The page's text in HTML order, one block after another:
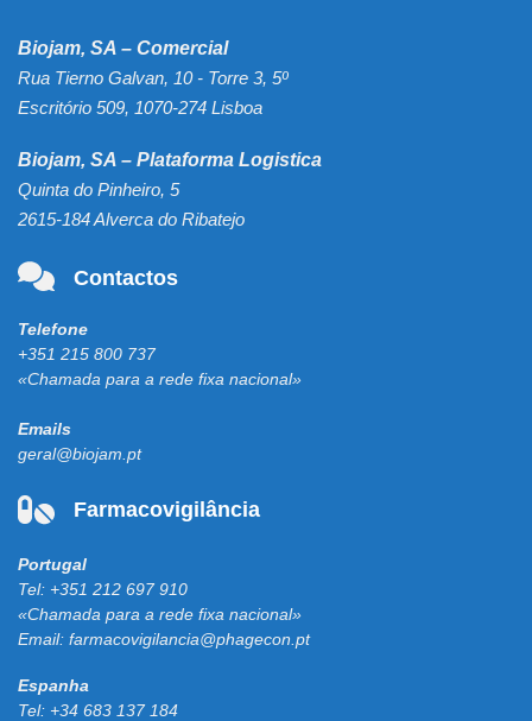
Biojam, SA – Comercial
Rua Tierno Galvan, 10 - Torre 3, 5º
Escritório 509, 1070-274 Lisboa
Biojam, SA – Plataforma Logistica
Quinta do Pinheiro, 5
2615-184 Alverca do Ribatejo
Contactos
Telefone
+351 215 800 737
«Chamada para a rede fixa nacional»
Emails
geral@biojam.pt
Farmacovigilância
Portugal
Tel: +351 212 697 910
«Chamada para a rede fixa nacional»
Email: farmacovigilancia@phagecon.pt
Espanha
Tel: +34 683 137 184